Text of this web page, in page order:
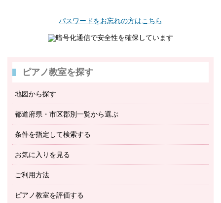
パスワードをお忘れの方はこちら
暗号化通信で安全性を確保しています
ピアノ教室を探す
地図から探す
都道府県・市区郡別一覧から選ぶ
条件を指定して検索する
お気に入りを見る
ご利用方法
ピアノ教室を評価する